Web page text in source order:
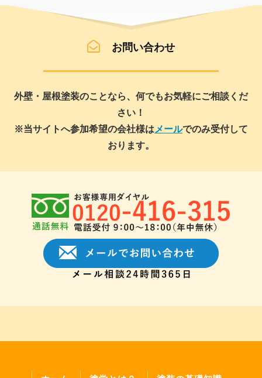
お問い合わせ
外壁・屋根塗装のことなら、何でもお気軽にご相談くだ
さい！
※当サイトへ参加希望の会社様は メールでのみ受付して
おります。